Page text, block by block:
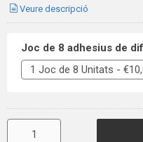
Veure descripció
Joc de 8 adhesius de